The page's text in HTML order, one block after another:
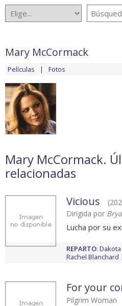
Mary McCormack
Películas Fotos
Mary McCormack.
relacionadas
Vicious
Dirigida por
Lucha por su
REPARTO:
Rachel Blanchard
For your
Pilgrim Woman